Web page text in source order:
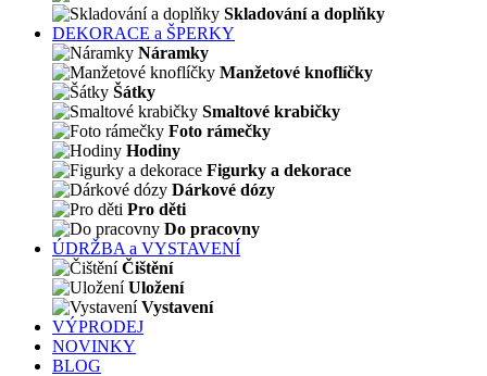
Skladování a doplňky
DEKORACE a ŠPERKY
Náramky
Manžetové knoflíčky
Šátky
Smaltové krabičky
Foto rámečky
Hodiny
Figurky a dekorace
Dárkové dózy
Pro děti
Do pracovny
ÚDRŽBA a VYSTAVENÍ
Čištění
Uložení
Vystavení
VÝPRODEJ
NOVINKY
BLOG